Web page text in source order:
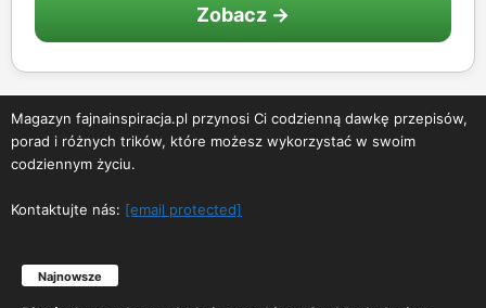
Zobacz →
Magazyn fajnainspiracja.pl przynosi Ci codzienną dawkę przepisów,
porad i różnych trików, które możesz wykorzystać w swoim
codziennym życiu.
Kontaktujte nás: [email protected]
Najnowsze